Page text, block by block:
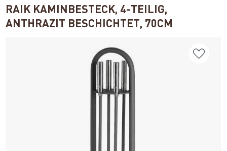
RAIK KAMINBESTECK, 4-TEILIG,
ANTHRAZIT BESCHICHTET, 70CM